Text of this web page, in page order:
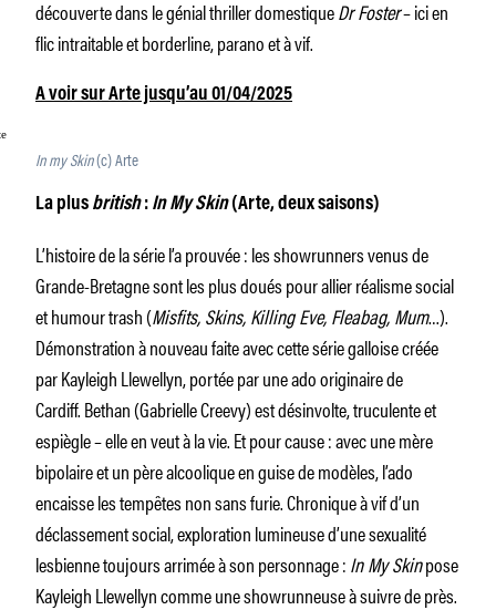
découverte dans le génial thriller domestiqueDr Foster– ici en
flic intraitable et borderline, parano et à vif.
A voir sur Arte jusqu’au 01/04/2025
In my Skin(c) Arte
La plus british: In My Skin(Arte, deux saisons)
L’histoire de la série l’a prouvée : les showrunners venus de
Grande-Bretagne sont les plus doués pour allier réalisme social
et humour trash (Misfits, Skins, Killing Eve, Fleabag, Mum…).
Démonstration à nouveau faite avec cette série galloise créée
par Kayleigh Llewellyn, portée par une ado originaire de
Cardiff. Bethan (Gabrielle Creevy) est désinvolte, truculente et
espiègle – elle en veut à la vie. Et pour cause : avec une mère
bipolaire et un père alcoolique en guise de modèles, l’ado
encaisse les tempêtes non sans furie. Chronique à vif d’un
déclassement social, exploration lumineuse d’une sexualité
lesbienne toujours arrimée à son personnage :In My Skinpose
Kayleigh Llewellyn comme une showrunneuse à suivre de près.